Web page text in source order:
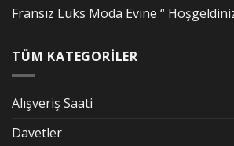
Fransız Lüks Moda Evine “
TÜM KATEGORİLER
Alışveriş Saati
Davetler